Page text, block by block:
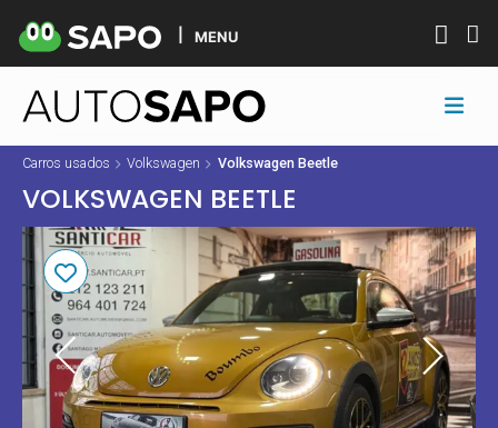
MENU
Carros usados Volkswagen Volkswagen Beetle
VOLKSWAGEN BEETLE